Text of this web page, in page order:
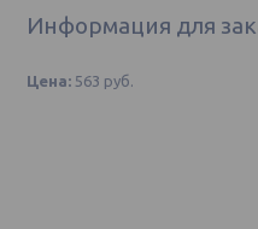
Информация для
Цена: 563 руб.